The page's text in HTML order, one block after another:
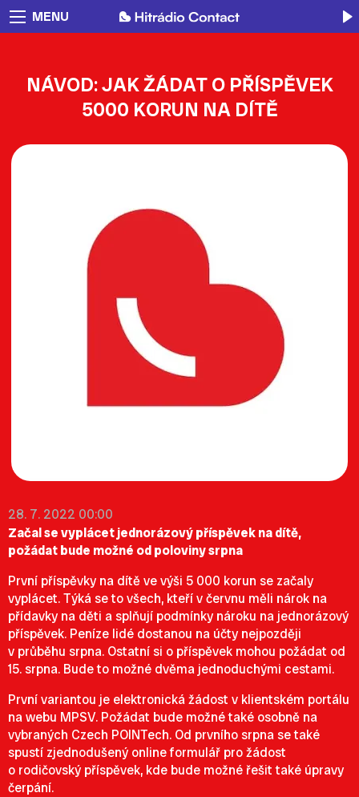
MENU
NÁVOD: JAK ŽÁDAT O PŘÍSPĚVEK
5000 KORUN NA DÍTĚ
28. 7. 2022 00:00
Začal se vyplácet jednorázový příspěvek na dítě,
požádat bude možné od poloviny srpna
První příspěvky na dítě ve výši 5 000 korun se začaly
vyplácet. Týká se to všech, kteří v červnu měli nárok na
přídavky na děti a splňují podmínky nároku na jednorázový
příspěvek. Peníze lidé dostanou na účty nejpozději
v průběhu srpna. Ostatní si o příspěvek mohou požádat od
15. srpna. Bude to možné dvěma jednoduchými cestami.
První variantou je elektronická žádost v klientském portálu
na webu MPSV. Požádat bude možné také osobně na
vybraných Czech POINTech. Od prvního srpna se také
spustí zjednodušený online formulář pro žádost
o rodičovský příspěvek, kde bude možné řešit také úpravy
čerpání.